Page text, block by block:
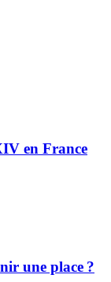
en France
une place ?